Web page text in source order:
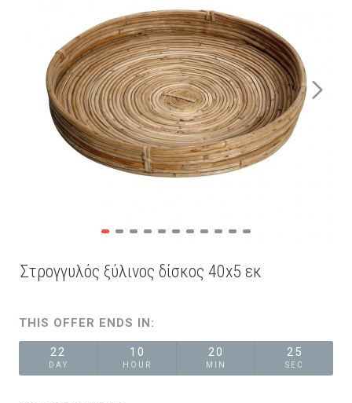
Στρογγυλός ξύλινος δίσκος 40x5 εκ
THIS OFFER ENDS IN:
22
DAY
10
HOUR
20
MIN
25
SEC